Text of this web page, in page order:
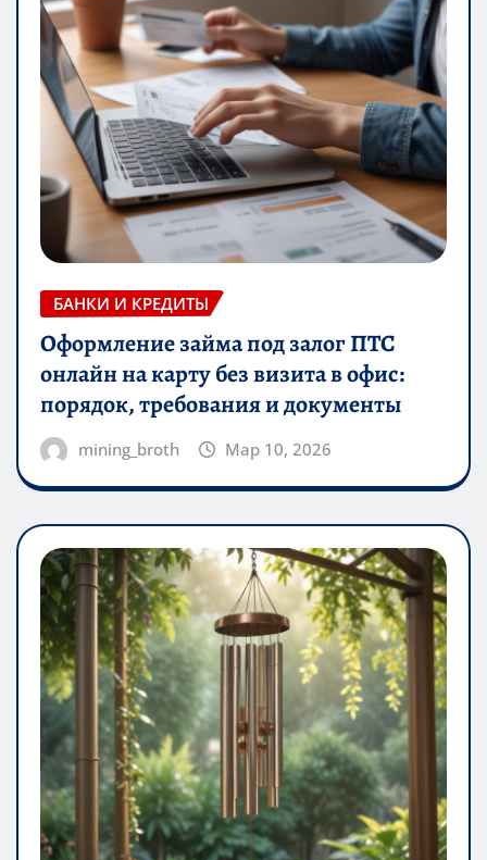
БАНКИ И КРЕДИТЫ
Оформление займа под залог ПТС
онлайн на карту без визита в офис:
порядок, требования и документы
mining_broth Мар 10, 2026